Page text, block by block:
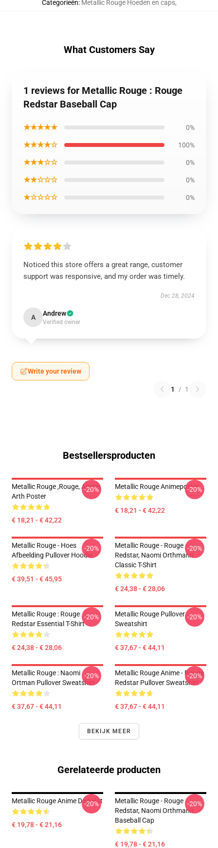
Categorieën: Metallic Rouge Hoeden en caps,
What Customers Say
1 reviews for Metallic Rouge : Rouge
Redstar Baseball Cap
★★★★★ 0%
★★★★☆ 100%
★★★☆☆ 0%
★★☆☆☆ 0%
★☆☆☆☆ 0%
Noticed this store offers a great range, customer
support was responsive, and my order was timely.
Dec 28, 2024
A Andrew
Verified owner
Write your review
1 / 1
Bestsellersproducten
Metallic Rouge ,rouge, Anime
Arth Poster
€ 18,21 - € 42,22
-20% Metallic Rouge Animeposter
€ 18,21 - € 42,22
-20%
Metallic Rouge - Hoes
Afbeelding Pullover Hoodie
€ 39,51 - € 45,95
-20%
Metallic Rouge - Rouge
Redstar, Naomi Orthmann
Classic T-Shirt
€ 24,38 - € 28,06
-20%
Metallic Rouge : Rouge
Redstar Essential T-Shirt
€ 24,38 - € 28,06
-20%
Metallic Rouge Pullover
Sweatshirt
€ 37,67 - € 44,11
-20%
Metallic Rouge : Naomi
Ortman Pullover Sweatshirt
€ 37,67 - € 44,11
-20%
Metallic Rouge Anime - Rouge
Redstar Pullover Sweatshirt
€ 37,67 - € 44,11
-20%
BEKIJK MEER
Gerelateerde producten
Metallic Rouge Anime Dad Hat
€ 19,78 - € 21,16
-20%
Metallic Rouge - Rouge
Redstar, Naomi Orthmann
Baseball Cap
€ 19,78 - € 21,16
-20%